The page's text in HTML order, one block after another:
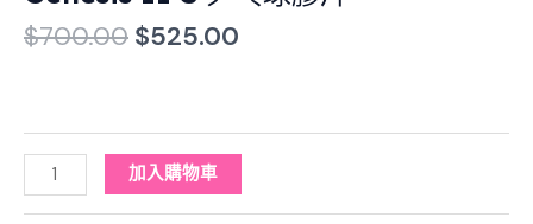
$700.00 $525.00
片
數
加入購物車